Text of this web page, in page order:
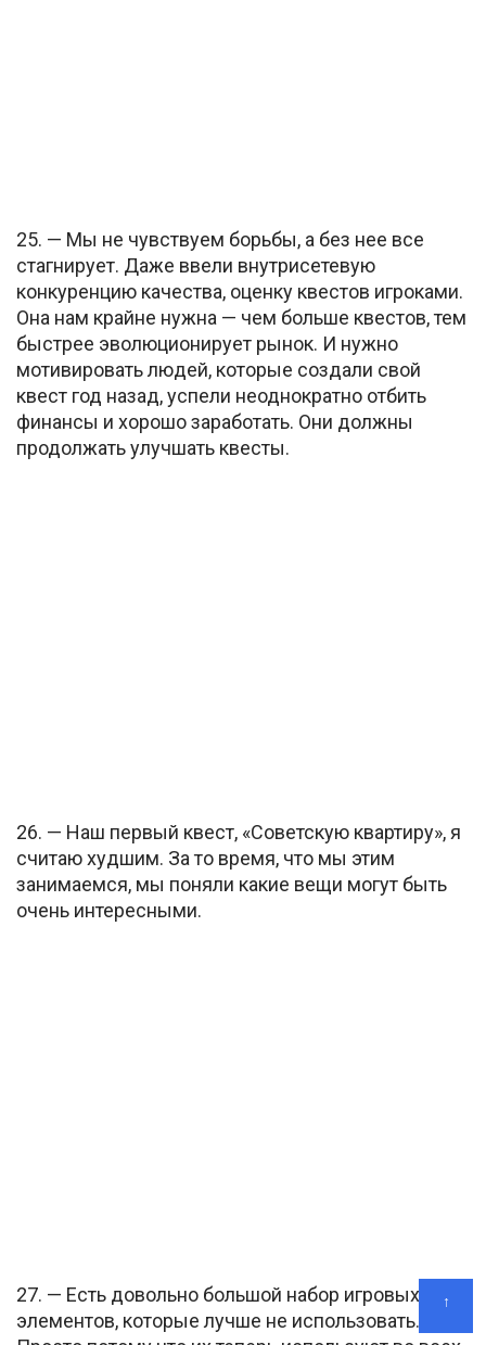
25. — Мы не чувствуем борьбы, а без нее все
стагнирует. Даже ввели внутрисетевую
конкуренцию качества, оценку квестов игроками.
Она нам крайне нужна — чем больше квестов, тем
быстрее эволюционирует рынок. И нужно
мотивировать людей, которые создали свой
квест год назад, успели неоднократно отбить
финансы и хорошо заработать. Они должны
продолжать улучшать квесты.
26. — Наш первый квест, «Советскую квартиру», я
считаю худшим. За то время, что мы этим
занимаемся, мы поняли какие вещи могут быть
очень интересными.
27. — Есть довольно большой набор игровых
элементов, которые лучше не использовать.
↑